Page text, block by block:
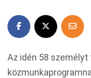
Az idén 58